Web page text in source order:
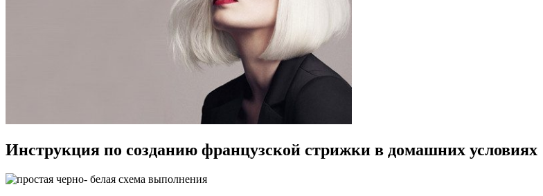
Инструкция по созданию французской стрижки в домашних условиях